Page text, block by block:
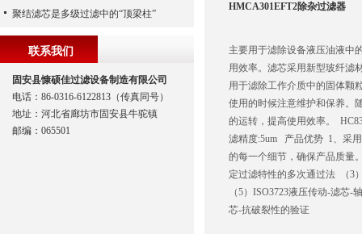
HMCA301EFT2除杂过滤器
主要用于滤除设备液压油液中
用效率。滤芯采用新型玻纤滤
用于滤除工作介质中的固体颗
使用的时候注意维护和保养。
的运转，提高使用效率。
滤精度:5um 产品优势 1、采
的每一个细节，确保产品质量
定过滤特性的多次通过法 （3
（5）ISO3723液压传动-滤芯
芯-抗破裂性的验证
聚结滤芯是多级过滤中的“顶梁柱”
联系我们
固安县慷硕佳过滤设备制造有限公司
电话：86-0316-6122813（传真同号）
地址：河北省廊坊市固安县牛驼镇
邮编：065501